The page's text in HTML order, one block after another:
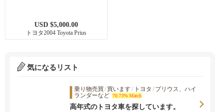
USD $5,000.00
トヨタ2004 Toyota Prius
気になるリスト
乗り物売買 / 買います/ トヨタ / プリウス、ハイ
ランダーなど 70.73% Match
高年式のトヨタ車を探しています。